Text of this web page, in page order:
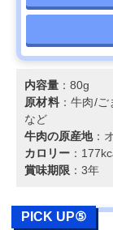
内容量 ：80g
原材料：牛肉/ご
など
牛肉の原産地：
カロリー ：
賞味期限 ：3年
PICK UP⑤